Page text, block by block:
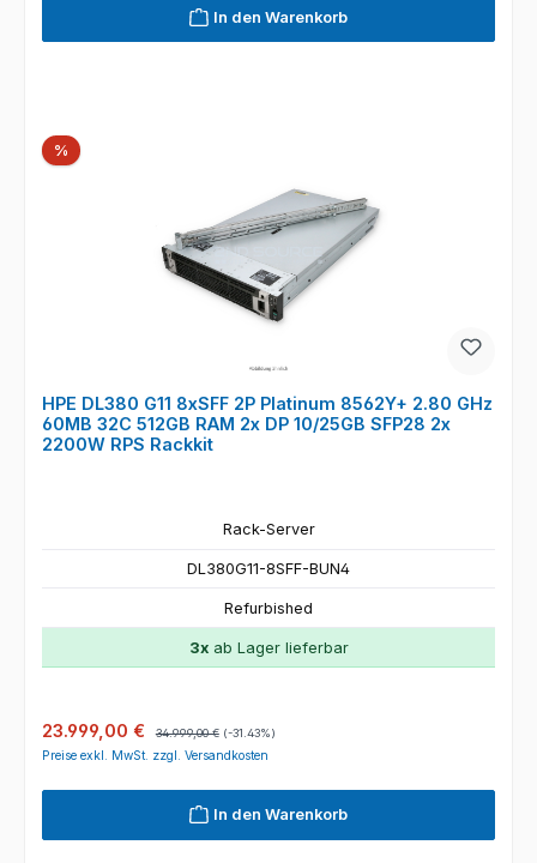
In den Warenkorb
%Rabatt
HPE DL380 G11 8xSFF 2P Platinum 8562Y+ 2.80 GHz
60MB 32C 512GB RAM 2x DP 10/25GB SFP28 2x
2200W RPS Rackkit
Rack-Server
DL380G11-8SFF-BUN4
Refurbished
3xab Lager lieferbar
Verkaufspreis:
23.999,00 € 34.999,00 € (-31.43%)
Preise exkl. MwSt. zzgl. Versandkosten
In den Warenkorb